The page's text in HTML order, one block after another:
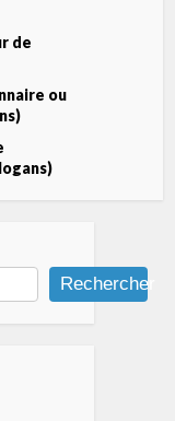
de
ou
Rechercher